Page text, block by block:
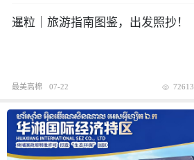
暹粒｜旅游指南图鉴，出发照抄！
最美高棉 07-22 72613